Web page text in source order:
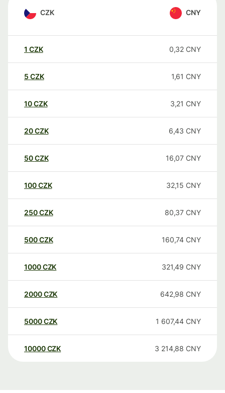
CZK CNY
1 CZK 0,32 CNY
5 CZK 1,61 CNY
10CZK 3,21 CNY
20CZK 6,43 CNY
50CZK 16,07 CNY
100CZK 32,15 CNY
250CZK 80,37 CNY
500CZK 160,74 CNY
1000CZK 321,49 CNY
2000CZK 642,98 CNY
5000CZK 1 607,44 CNY
10000 CZK 3 214,88 CNY